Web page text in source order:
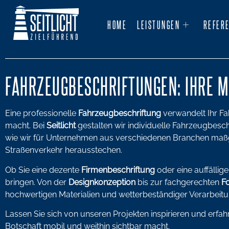
HOME LEISTUNGEN
FAHRZEUGBESCHRIFTUNGEN: IHRE
Eine professionelle Fahrzeugbeschriftung verwandelt Ihr
macht. Bei Seitlichtgestalten wir individuelle
wie wir für Unternehmen aus verschiedenen Branchen
Straßenverkehr herausstechen.
Ob Sie eine dezente Firmenbeschriftung oder eine
bringen. Von der Designkonzeption bis zur fachgerechten
hochwertigen Materialien und wetterbeständiger
Lassen Sie sich von unseren Projekten inspirieren und
Botschaft mobil und weithin sichtbar macht.